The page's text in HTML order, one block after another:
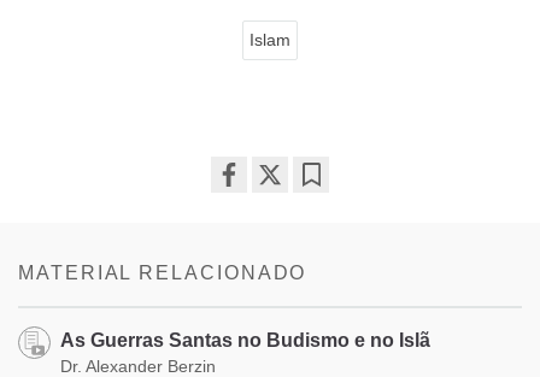
Islam
MATERIAL RELACIONADO
As Guerras Santas no Budismo e no Islã
Dr. Alexander Berzin